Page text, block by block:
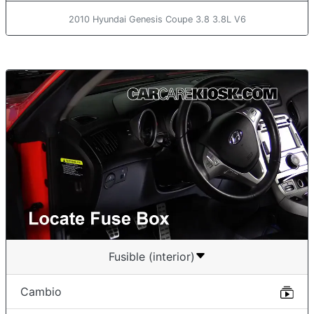
2010 Hyundai Genesis Coupe 3.8 3.8L V6
Fusible (interior)
Cambio